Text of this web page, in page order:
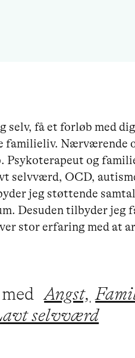
selv, få et forløb med
familieliv. Nærværende
Psykoterapeut og
selvværd, OCD,
jeg støttende
Desuden tilbyder jeg
stor erfaring med at
Angst,
selvværd